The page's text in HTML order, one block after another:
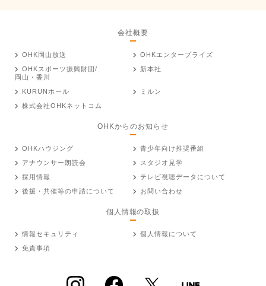
会社概要
OHK岡山放送
OHKエンタープライズ
OHKスポーツ振興財団/
岡山・香川
新本社
KURUNホール
ミルン
株式会社OHKネットコム
OHKからのお知らせ
OHKハウジング
青少年向け推奨番組
アナウンサー朗読会
スタジオ見学
採用情報
テレビ視聴データについて
後援・共催等の申請について
お問い合わせ
個人情報の取扱
情報セキュリティ
個人情報について
免責事項